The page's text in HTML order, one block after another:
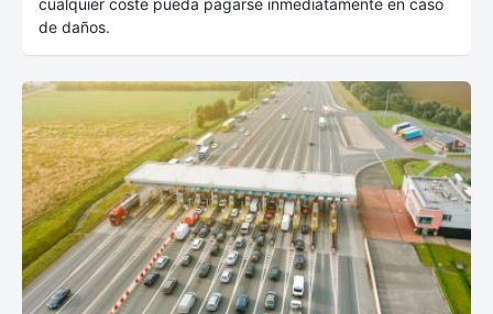
cualquier coste pueda pagarse inmediatamente en caso
de daños.